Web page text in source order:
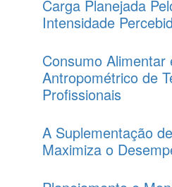
Carga Planejada
Intensidade
Consumo Alimentar
Antropométrico de
Profissionais
A Suplementação
Maximiza o